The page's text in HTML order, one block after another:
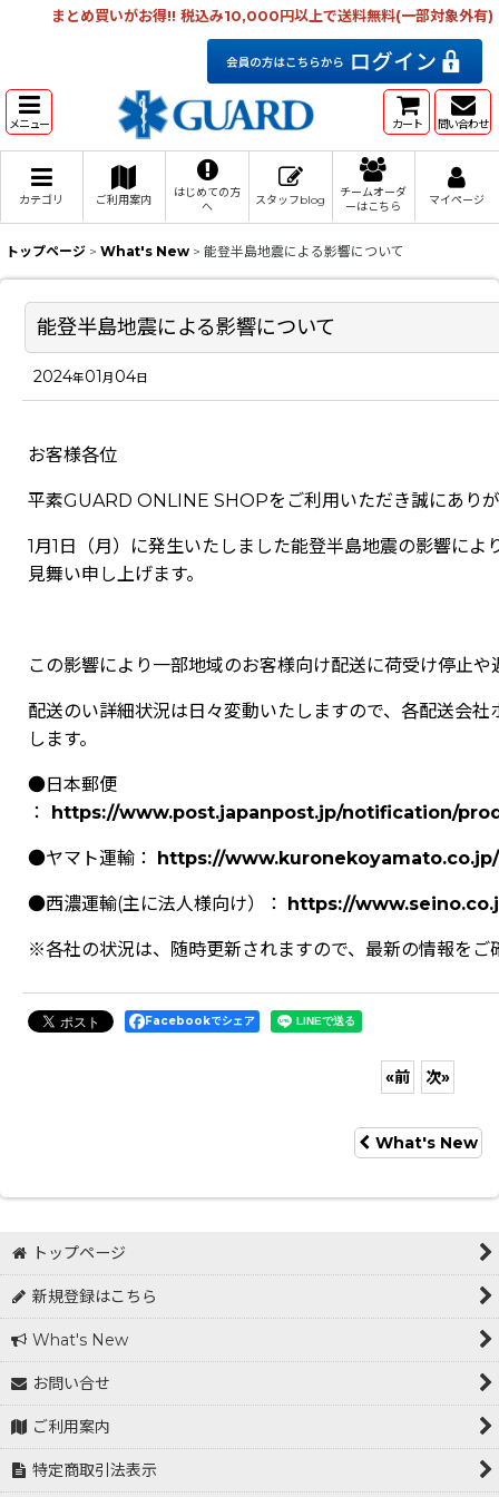
まとめ買いがお得!! 税込み10,000円以上で送料無料(一部対象外有)
メニュー カート 問い合わせ
カテゴリ ご利用案内
はじめての方
へ
スタッフblog
チームオーダ
ーはこちら
マイページ
トップページ > What's New > 能登半島地震による影響について
能登半島地震による影響について
2024年01月 04日
お客様各位
平素GUARD ONLINE SHOPをご利用いただき誠にあり
1月1日（月）に発生いたしました能登半島地震の影響に
見舞い申し上げます。
この影響により一部地域のお客様向け配送に荷受け停止や
配送のい詳細状況は日々変動いたしますので、各配送会
します。
●日本郵便
：
https://www.post.japanpost.jp/notification/
●ヤマト運輸： https://
●西濃運輸(主に法人様向け）： https://
※各社の状況は、随時更新されますので、最新の情報をご
Facebookでシェア
«前 次»
What's New
トップページ
新規登録はこちら
What's New
お問い合せ
ご利用案内
特定商取引法表示